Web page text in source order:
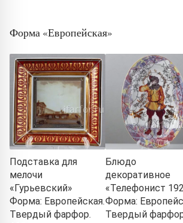
Форма «Европейская»
Подставка для
мелочи
«Гурьевский»
Форма: Европейская.
Твердый фарфор.
Блюдо
декоративное
«Телефонист
Форма:
Твердый